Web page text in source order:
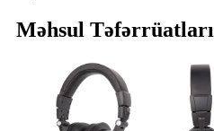
Məhsul Təfərrüatları